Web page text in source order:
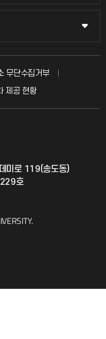
무단수집거부
제공 현황
미로 119(송도동)
229호